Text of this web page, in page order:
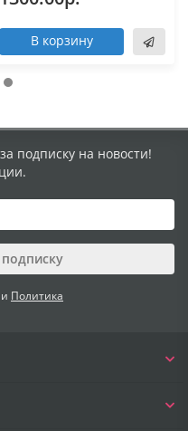
В корзину
подписку на новости!
Политика